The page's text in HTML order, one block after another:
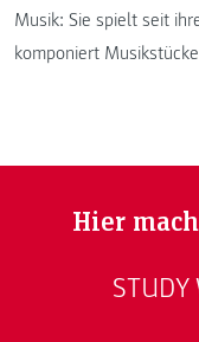
Musik: Sie spielt seit
komponiert
Hier
STUDY